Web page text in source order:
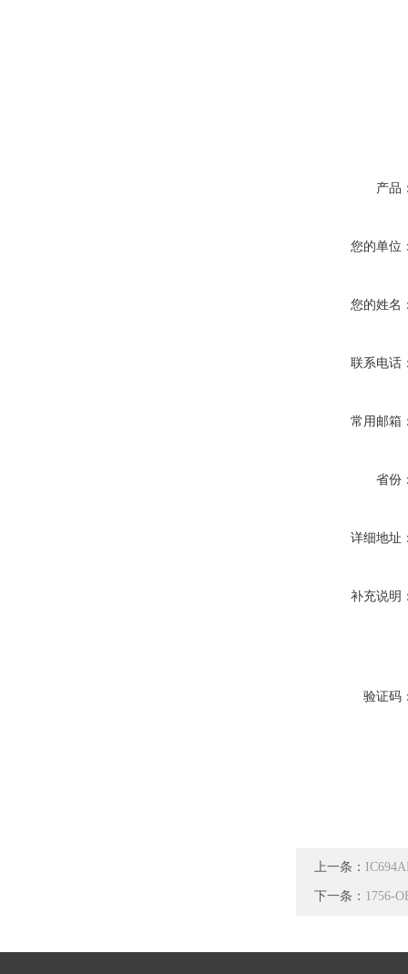
产品
您的单位
您的姓名
联系电话
常用邮箱
省份
详细地址
补充说明
验证码
上一条：
下一条： 1756-